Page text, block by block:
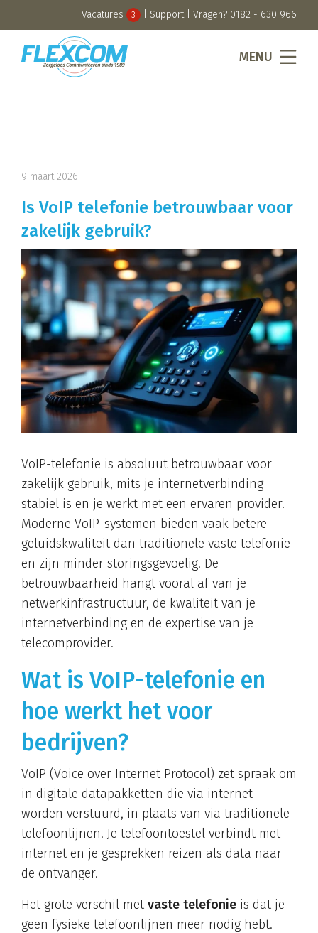
Vacatures 3 Support| Vragen? 0182 - 630 966
MENU
9 maart 2026
Is VoIP telefonie betrouwbaar voor
zakelijk gebruik?
VoIP-telefonie is absoluut betrouwbaar voor
zakelijk gebruik, mits je internetverbinding
stabiel is en je werkt met een ervaren provider.
Moderne VoIP-systemen bieden vaak betere
geluidskwaliteit dan traditionele vaste telefonie
en zijn minder storingsgevoelig. De
betrouwbaarheid hangt vooral af van je
netwerkinfrastructuur, de kwaliteit van je
internetverbinding en de expertise van je
telecomprovider.
Wat is VoIP-telefonie en
hoe werkt het voor
bedrijven?
VoIP (Voice over Internet Protocol) zet spraak om
in digitale datapakketten die via internet
worden verstuurd, in plaats van via traditionele
telefoonlijnen. Je telefoontoestel verbindt met
internet en je gesprekken reizen als data naar
de ontvanger.
Het grote verschil met vaste telefonie is dat je
geen fysieke telefoonlijnen meer nodig hebt.